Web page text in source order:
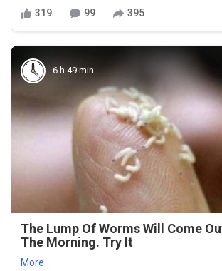
319 99 395
6 h 49 min
The Lump Of Worms Will Come
The Morning. Try It
More